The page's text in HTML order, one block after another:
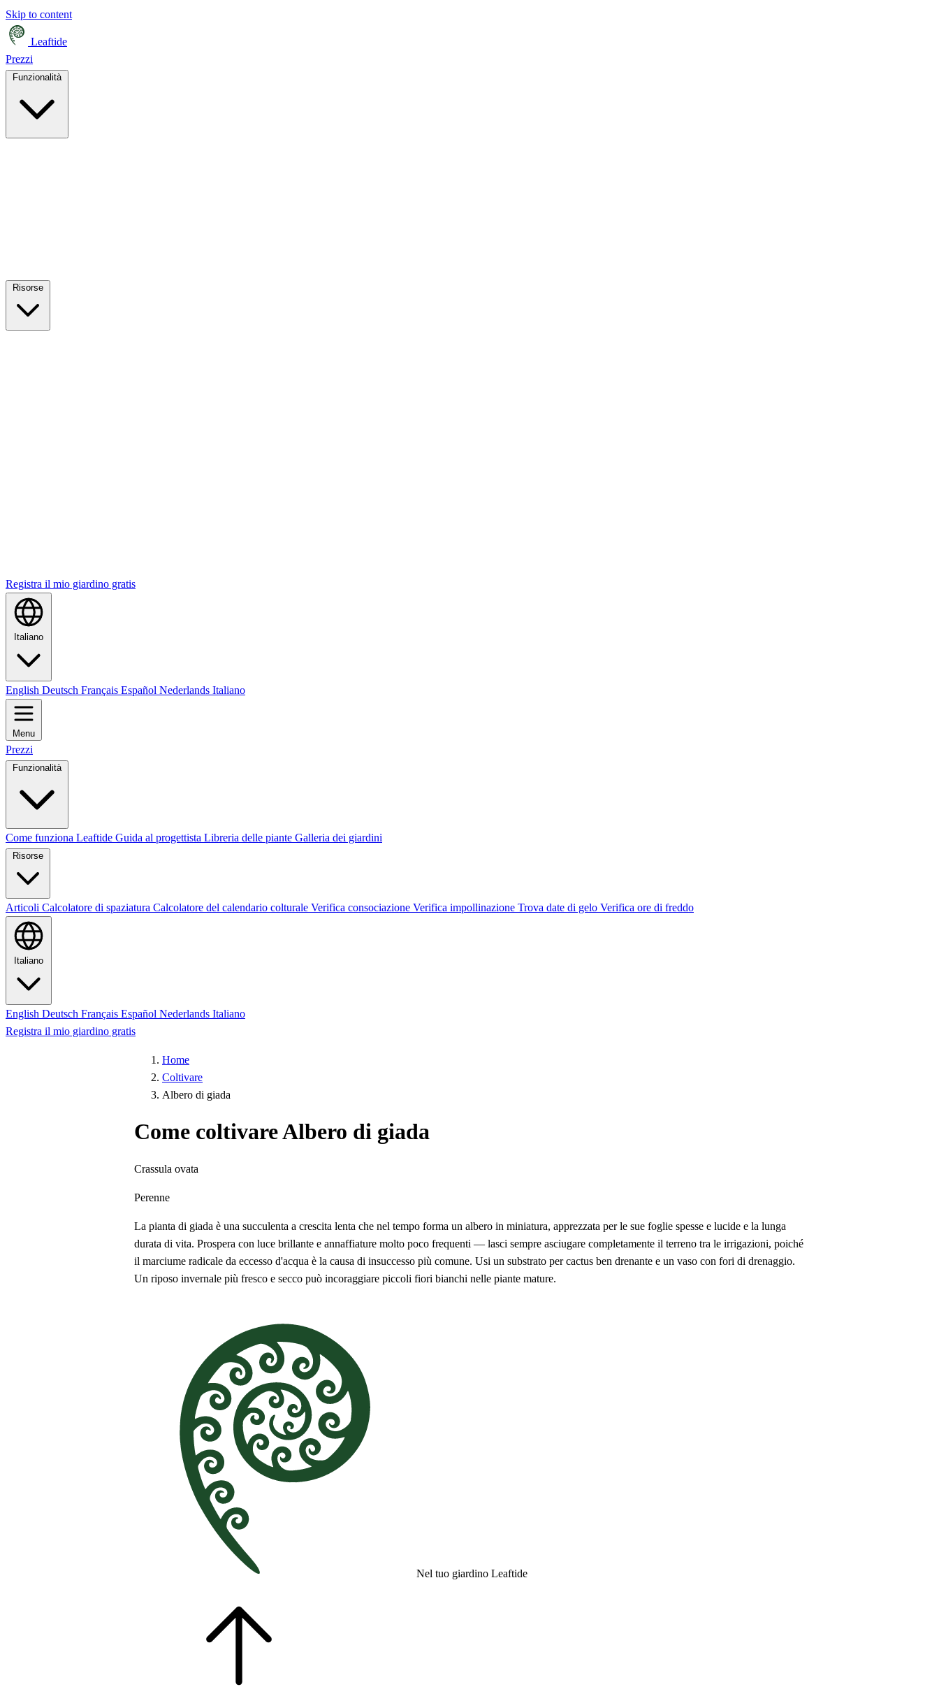
Skip to content
Leaftide
Prezzi
Funzionalità
Registra il mio giardino gratis
Italiano
English Deutsch Français Español Nederlands Italiano
Menu
Prezzi
Funzionalità
Come funziona Leaftide Guida al progettista Libreria delle piante Galleria dei giardini
Risorse
Articoli Calcolatore di spaziatura Calcolatore del calendario colturale Verifica consociazione Verifica impollinazione Trova date di gelo Verifica ore di freddo
Italiano
English Deutsch Français Español Nederlands Italiano
Registra il mio giardino gratis
Home
Coltivare
Albero di giada
Come coltivare Albero di giada
Crassula ovata
Perenne
La pianta di giada è una succulenta a crescita lenta che nel tempo forma un albero in miniatura, apprezzata per le sue foglie spesse e lucide e la lunga
durata di vita. Prospera con luce brillante e annaffiature molto poco frequenti — lasci sempre asciugare completamente il terreno tra le irrigazioni, poiché
il marciume radicale da eccesso d'acqua è la causa di insuccesso più comune. Usi un substrato per cactus ben drenante e un vaso con fori di drenaggio.
Un riposo invernale più fresco e secco può incoraggiare piccoli fiori bianchi nelle piante mature.
Nel tuo giardino Leaftide